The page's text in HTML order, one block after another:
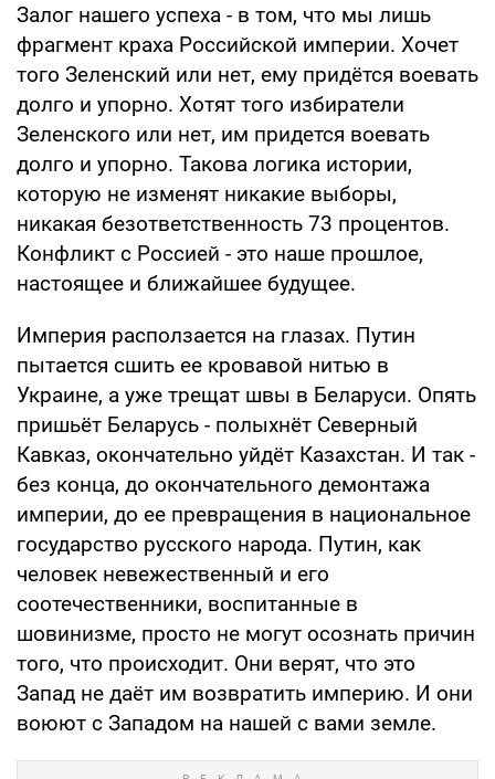
Залог нашего успеха - в том, что мы лишь
фрагмент краха Российской империи. Хочет
того Зеленский или нет, ему придётся воевать
долго и упорно. Хотят того избиратели
Зеленского или нет, им придется воевать
долго и упорно. Такова логика истории,
которую не изменят никакие выборы,
никакая безответственность 73 процентов.
Конфликт с Россией - это наше прошлое,
настоящее и ближайшее будущее.
Империя расползается на глазах. Путин
пытается сшить ее кровавой нитью в
Украине, а уже трещат швы в Беларуси. Опять
пришьёт Беларусь - полыхнёт Северный
Кавказ, окончательно уйдёт Казахстан. И так -
без конца, до окончательного демонтажа
империи, до ее превращения в национальное
государство русского народа. Путин, как
человек невежественный и его
соотечественники, воспитанные в
шовинизме, просто не могут осознать причин
того, что происходит. Они верят, что это
Запад не даёт им возвратить империю. И они
воюют с Западом на нашей с вами земле.